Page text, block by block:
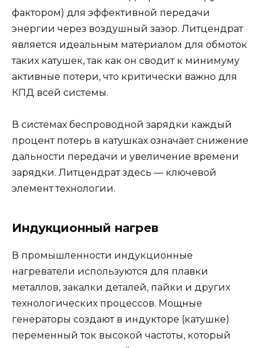
фактором) для эффективной передачи
энергии через воздушный зазор. Литцендрат
является идеальным материалом для обмоток
таких катушек, так как он сводит к минимуму
активные потери, что критически важно для
КПД всей системы.
В системах беспроводной зарядки каждый
процент потерь в катушках означает снижение
дальности передачи и увеличение времени
зарядки. Литцендрат здесь — ключевой
элемент технологии.
Индукционный нагрев
В промышленности индукционные
нагреватели используются для плавки
металлов, закалки деталей, пайки и других
технологических процессов. Мощные
генераторы создают в индукторе (катушке)
переменный ток высокой частоты, который